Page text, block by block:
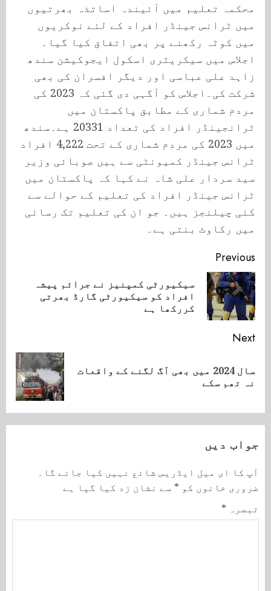
محکمہ تعلیم میں آئیندہ اساتذہ بھرتیوں
میں ٹرانس جینڈر افراد کے لئے نوکریوں
میں کوٹہ رکھنے پر بھی اتفاق کیا گیا۔
اجلاس میں سیکریٹری اسکول ایجوکیشن سندھ
زاہد علی عباسی اور دیگر افسران کی بھی
شرکت کی۔اجلاس کو آگہی دی گئی کہ 2023 کی
مردم شماری کے مطابق پاکستان میں
ٹرانجینڈر افراد کی تعداد 20331 ہے۔سندھ
میں 2023 کی مردم شماری کے تحت 4,222 افراد
ٹرانس جینڈر کمیونٹی سے ہیں صوبائی وزیر
سید سردار علی شاہ نے کہا کہ پاکستان میں
ٹرانس جینڈر افراد کی تعلیم کے حوالے سے
کئی چیلنجز ہیں۔ جو ان کی تعلیم تک رسائی
میں رکاوٹ بنتی ہے۔
Continue
Reading
Previous
سیکیورٹی کمپنیز نے جرائم پیشہ
افراد کو سیکیورٹی گارڈ بھرتی
کررکھا ہے
Next
Next
post:
سال 2024 میں بھی آگ لگنے کے واقعات
نہ تھم سکے
جواب دیں
آپ کا ای میل ایڈریس شائع نہیں کیا جائے گا۔
ضروری خانوں کو * سے نشان زد کیا گیا ہے
تبصرہ *